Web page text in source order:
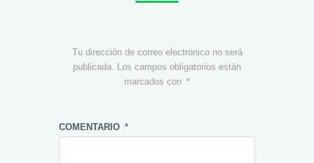
Tu dirección de correo electrónico no será
publicada. Los campos obligatorios están
marcados con *
COMENTARIO *